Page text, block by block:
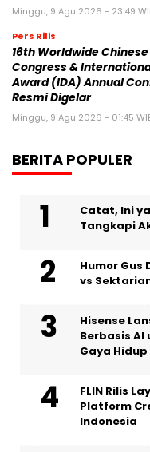
Minggu, 9 Agu 2026 - 23:49
Pers Rilis
16th Worldwide
Congress &
Award (IDA) Annual
Resmi Digelar
Minggu, 9 Agu 2026 - 01:45
BERITA POPULER
Catat, Ini
Tangkapi
Humor
vs
Hisense
Berbasis AI
Gaya
FLIN Rilis
Platform
Indonesia